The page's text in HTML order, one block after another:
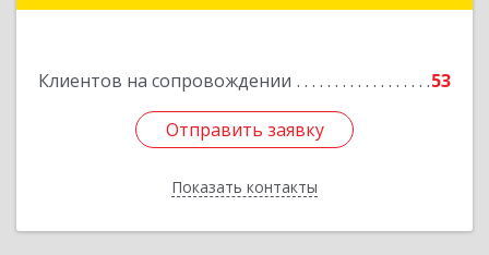
Клиентов на сопровождении 53
Отправить заявку
Показать контакты
Отправить заявку
Назад